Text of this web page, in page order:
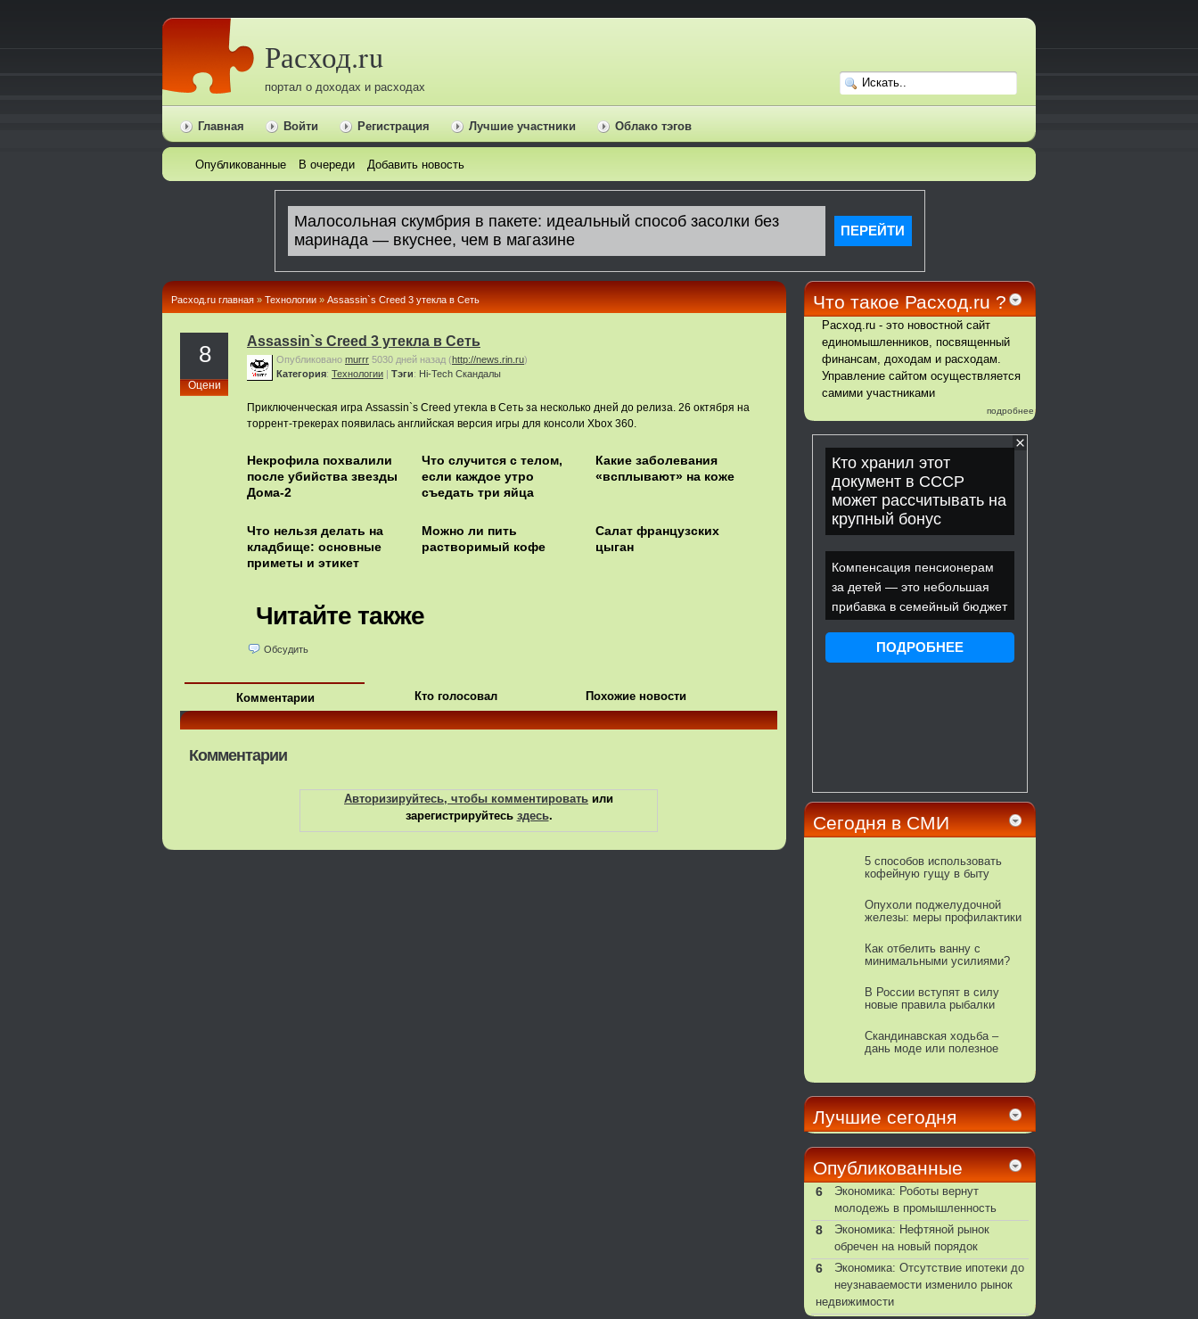
Расход.ru
портал о доходах и расходах
Главная Войти Регистрация Лучшие участники Облако тэгов
Опубликованные В очереди Добавить новость
Расход.ru главная » Технологии » Assassin`s Creed 3 утекла в Сеть
8
Оцени
Assassin`s Creed 3 утекла в Сеть
Опубликовано murrr 5030 дней назад (http://news.rin.ru)
Категория: Технологии | Тэги: Hi-Tech Скандалы
Приключенческая игра Assassin`s Creed утекла в Сеть за несколько дней до релиза. 26 октября на
торрент-трекерах появилась английская версия игры для консоли Xbox 360.
Некрофила похвалили
после убийства звезды
Дома-2
Что случится с телом,
если каждое утро
съедать три яйца
Какие заболевания
«всплывают» на коже
Что нельзя делать на
кладбище: основные
приметы и этикет
Можно ли пить
растворимый кофе
Салат французских
цыган
Читайте также
Обсудить
Комментарии Кто голосовал Похожие новости
Комментарии
Авторизируйтесь, чтобы комментировать или
зарегистрируйтесь здесь.
Что такое Расход.ru ?
Расход.ru - это новостной сайт
единомышленников, посвященный
финансам, доходам и расходам.
Управление сайтом осуществляется
самими участниками
подробнее
Сегодня в СМИ
5 способов использовать
кофейную гущу в быту
Опухоли поджелудочной
железы: меры профилактики
Как отбелить ванну с
минимальными усилиями?
В России вступят в силу
новые правила рыбалки
Скандинавская ходьба –
дань моде или полезное
Лучшие сегодня
Опубликованные
6
Экономика: Роботы вернут
молодежь в промышленность
8
Экономика: Нефтяной рынок
обречен на новый порядок
6
Экономика: Отсутствие ипотеки до
неузнаваемости изменило рынок
недвижимости